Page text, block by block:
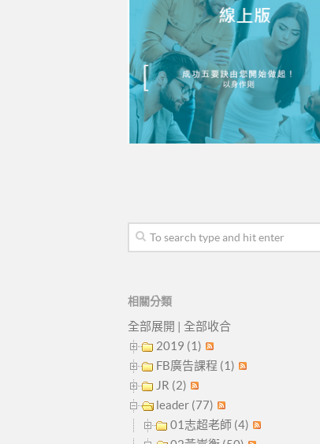
相關分類
全部展開 | 全部收合
2019 (1)
FB廣告課程 (1)
JR (2)
leader (77)
01志超老師 (4)